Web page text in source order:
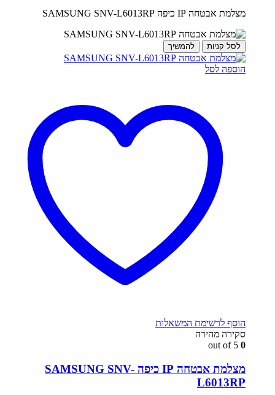
מצלמת אבטחה IP כיפה SAMSUNG SNV-L6013RP
לסל קניות להמשיך
הוספה לסל
הוסף לרשימת המשאלות
סקירה מהירה
0
מצלמת אבטחה IP כיפה SAMSUNG SNV-
L6013RP